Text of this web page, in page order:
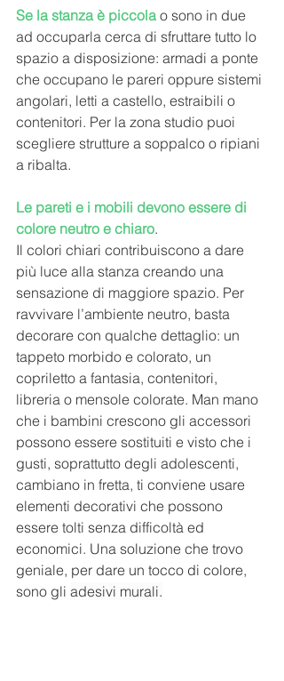
Se la stanza è piccola o sono in due
ad occuparla cerca di sfruttare tutto lo
spazio a disposizione: armadi a ponte
che occupano le pareri oppure sistemi
angolari, letti a castello, estraibili o
contenitori. Per la zona studio puoi
scegliere strutture a soppalco o ripiani
a ribalta.
Le pareti e i mobili devono essere di
colore neutro e chiaro.
Il colori chiari contribuiscono a dare
più luce alla stanza creando una
sensazione di maggiore spazio. Per
ravvivare l’ambiente neutro, basta
decorare con qualche dettaglio: un
tappeto morbido e colorato, un
copriletto a fantasia, contenitori,
libreria o mensole colorate. Man mano
che i bambini crescono gli accessori
possono essere sostituiti e visto che i
gusti, soprattutto degli adolescenti,
cambiano in fretta, ti conviene usare
elementi decorativi che possono
essere tolti senza difficoltà ed
economici. Una soluzione che trovo
geniale, per dare un tocco di colore,
sono gli adesivi murali.